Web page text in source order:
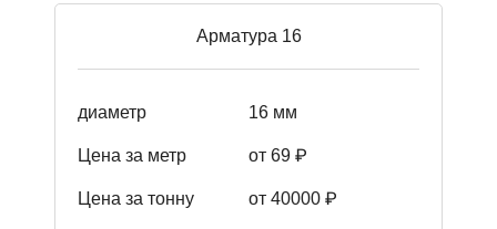
Арматура 16
диаметр 16 мм
Цена за метр от 69 ₽
Цена за тонну от 40000 ₽